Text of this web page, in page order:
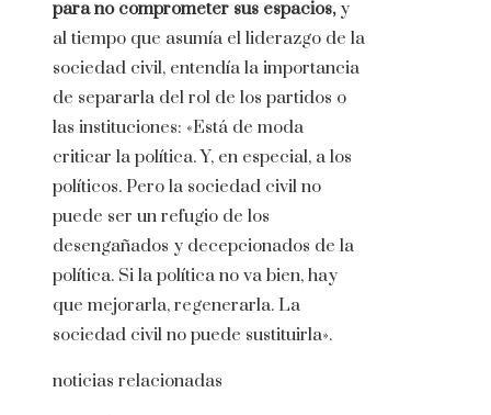
para no comprometer sus espacios, y
al tiempo que asumía el liderazgo de la
sociedad civil, entendía la importancia
de separarla del rol de los partidos o
las instituciones: «Está de moda
criticar la política. Y, en especial, a los
políticos. Pero la sociedad civil no
puede ser un refugio de los
desengañados y decepcionados de la
política. Si la política no va bien, hay
que mejorarla, regenerarla. La
sociedad civil no puede sustituirla».
noticias relacionadas